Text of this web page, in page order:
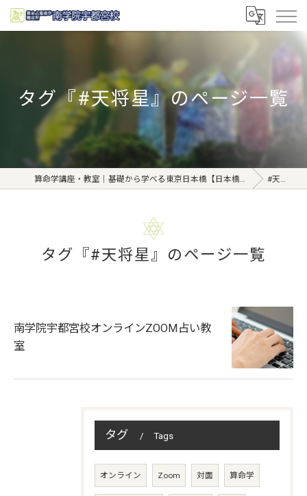
タグ『#天将星』のページ一覧
算命学講座・教室｜基礎から学べる東京日本橋【日本橋南学院】 #天将星
タグ『#天将星』のページ一覧
南学院宇都宮校オンラインZOOM占い教
室
タグ Tags
オンライン Zoom 対面 算命学